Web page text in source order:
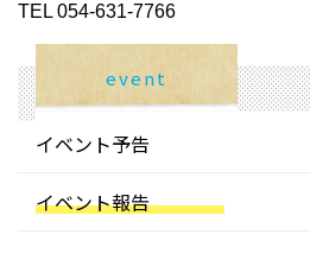
TEL 054-631-7766
event
イベント予告
イベント報告